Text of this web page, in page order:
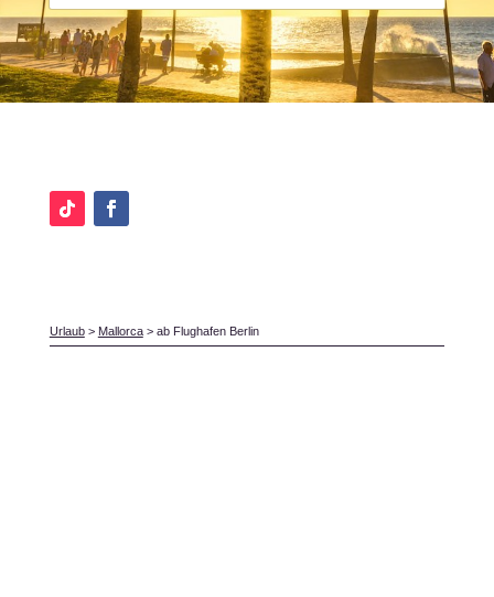
Urlaub> Mallorca> ab Flughafen Berlin